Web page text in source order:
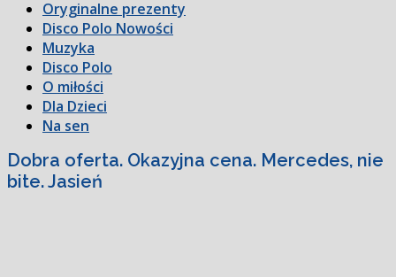
Oryginalne prezenty
Disco Polo Nowości
Muzyka
Disco Polo
O miłości
Dla Dzieci
Na sen
Dobra oferta. Okazyjna cena. Mercedes, nie
bite. Jasień